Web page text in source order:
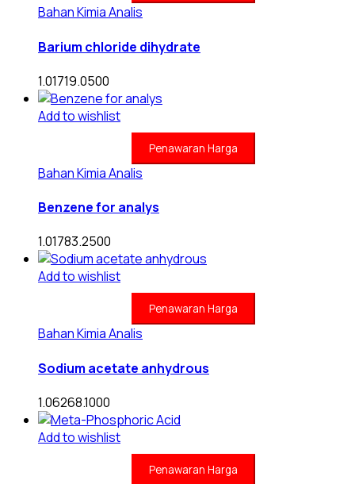
Bahan Kimia Analis
Barium chloride dihydrate
1.01719.0500
Add to wishlist
Penawaran Harga
Bahan Kimia Analis
Benzene for analys
1.01783.2500
Add to wishlist
Penawaran Harga
Bahan Kimia Analis
Sodium acetate anhydrous
1.06268.1000
Add to wishlist
Penawaran Harga